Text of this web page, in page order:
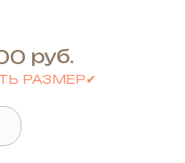
руб.
РАЗМЕР✔